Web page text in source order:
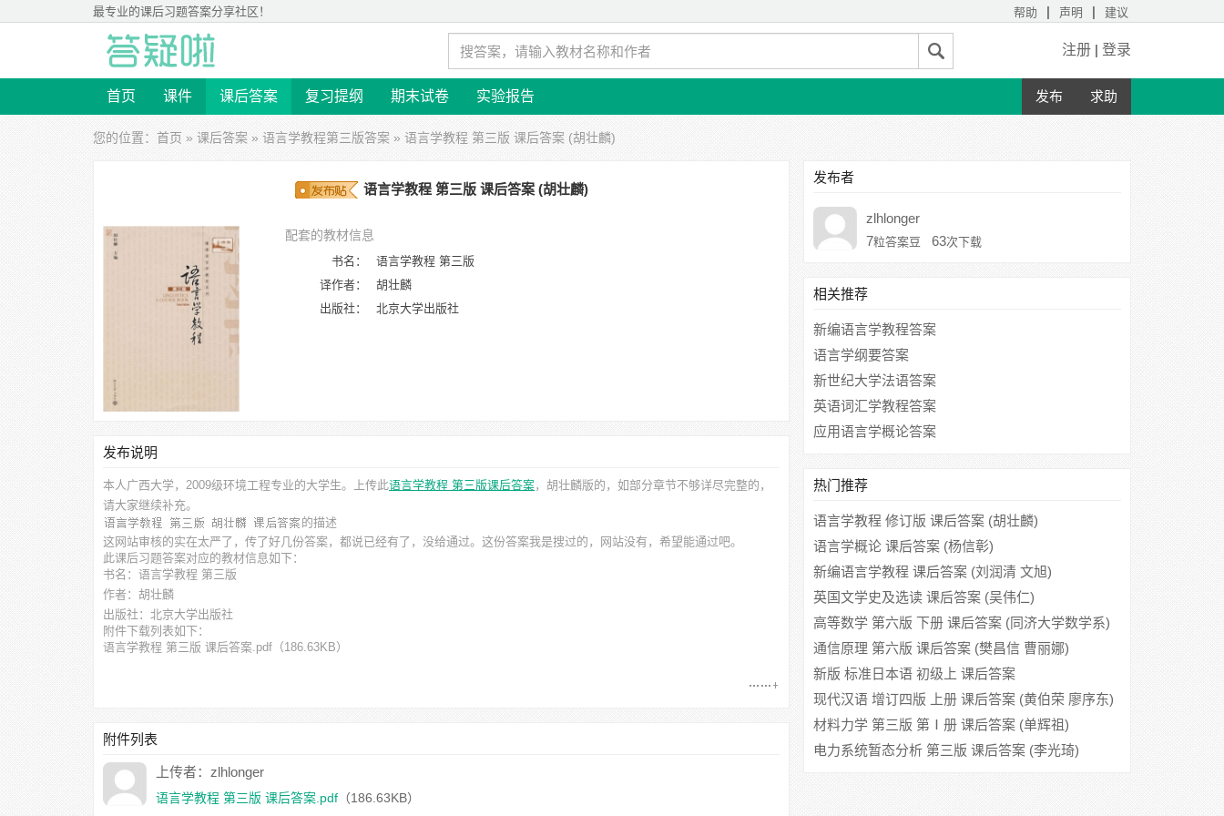
最专业的课后习题答案分享社区！ 帮助 | 声明 | 建议
注册 | 登录
首页 课件 课后答案 复习提纲 期末试卷 实验报告 发布 求助
您的位置： 首页 » 课后答案 » 语言学教程第三版答案 » 语言学教程 第三版 课后答案 (胡壮麟)
语言学教程 第三版 课后答案 (胡壮麟)
配套的教材信息
书名：
语言学教程 第三版
译作者：
胡壮麟
出版社：
北京大学出版社
发布说明
本人广西大学，2009级环境工程专业的大学生。上传此语言学教程 第三版课后答案，胡壮麟版的，如部分章节不够详尽完整的，
请大家继续补充。
的描述
这网站审核的实在太严了，传了好几份答案，都说已经有了，没给通过。这份答案我是搜过的，网站没有，希望能通过吧。
此课后习题答案对应的教材信息如下：
书名：语言学教程 第三版
作者：胡壮麟
出版社：北京大学出版社
附件下载列表如下：
语言学教程 第三版 课后答案.pdf （186.63KB）
附件列表
上传者：zlhlonger
语言学教程 第三版 课后答案.pdf （186.63KB）
发布者
zlhlonger
7粒答案豆 63次下载
相关推荐
新编语言学教程答案
语言学纲要答案
新世纪大学法语答案
英语词汇学教程答案
应用语言学概论答案
热门推荐
语言学教程 修订版 课后答案 (胡壮麟)
语言学概论 课后答案 (杨信彰)
新编语言学教程 课后答案 (刘润清 文旭)
英国文学史及选读 课后答案 (吴伟仁)
高等数学 第六版 下册 课后答案 (同济大学数学系)
通信原理 第六版 课后答案 (樊昌信 曹丽娜)
新版 标准日本语 初级上 课后答案
现代汉语 增订四版 上册 课后答案 (黄伯荣 廖序东)
材料力学 第三版 第Ⅰ册 课后答案 (单辉祖)
电力系统暂态分析 第三版 课后答案 (李光琦)